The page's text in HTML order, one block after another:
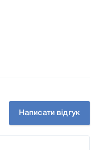
Написати відгук